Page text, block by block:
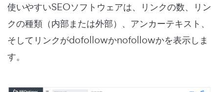
使いやすいSEOソフトウェアは、リンクの数、リン
クの種類（内部または外部）、アンカーテキスト、
そしてリンクがdofollowかnofollowかを表示しま
す。